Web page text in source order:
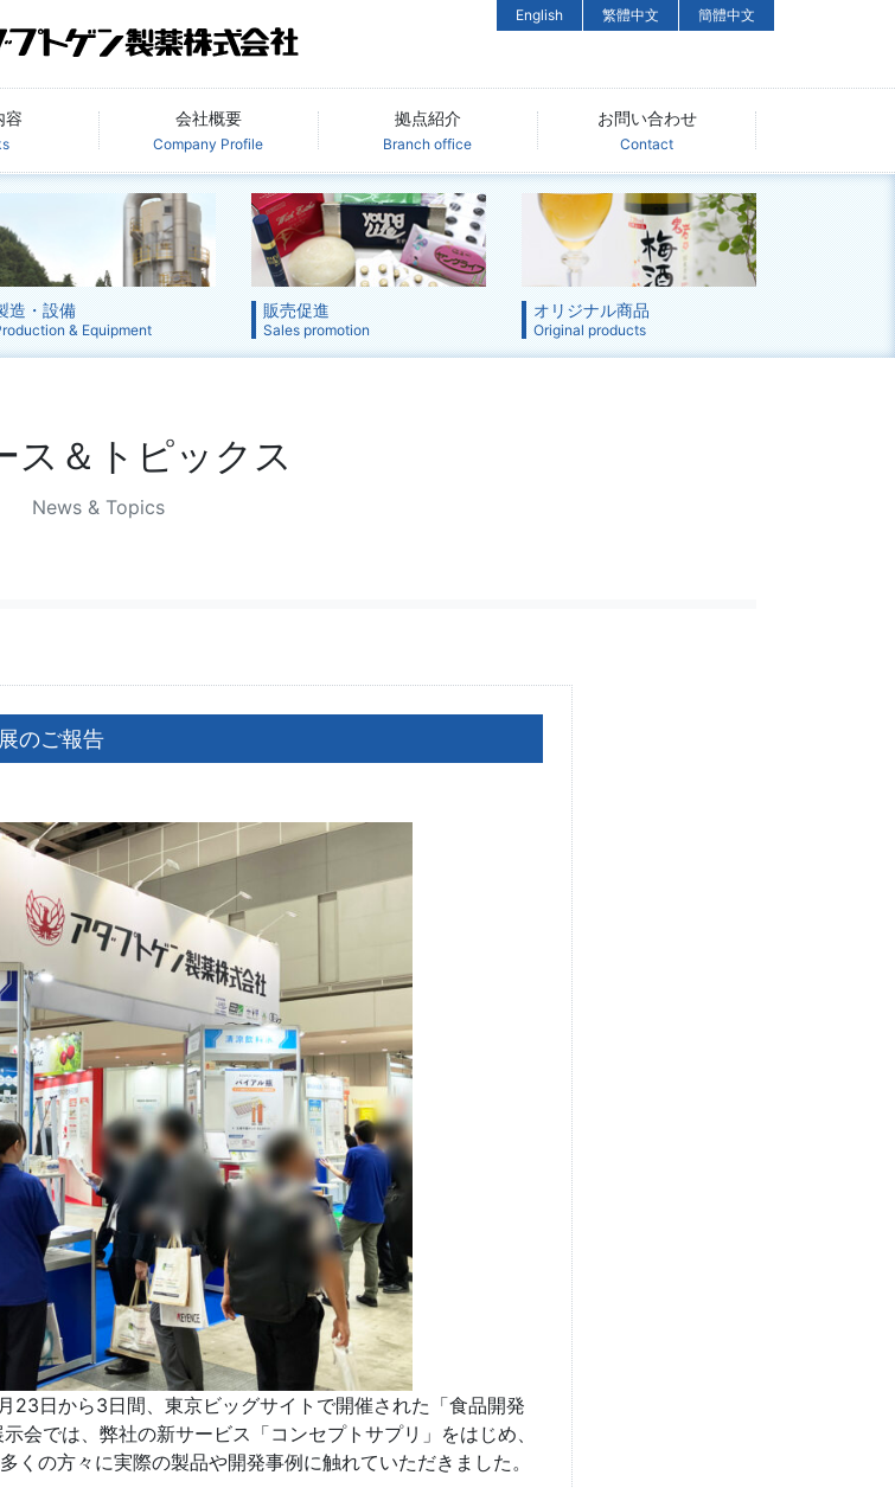
English 繁體中文 簡體中文
容 会社概要
Company Profile
拠点紹介
Branch office
お問い合わせ
Contact
造・設備
& Equipment
販売促進
Sales promotion
オリジナル商品
Original products
ス＆トピックス
News & Topics
のご報告
23日から3日間、東京ビッグサイトで開催された「食品開発
会では、弊社の新サービス「コンセプトサプリ」をはじめ、
くの方々に実際の製品や開発事例に触れていただきました。